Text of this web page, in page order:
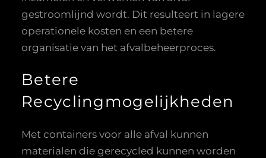
gestroomlijnd wordt. Dit resulteert in lagere
operationele kosten en een betere
organisatie van het afvalbeheerproces.
Betere
Recyclingmogelijkheden
Met containers voor alle afval kunnen
materialen die gerecycled kunnen worden